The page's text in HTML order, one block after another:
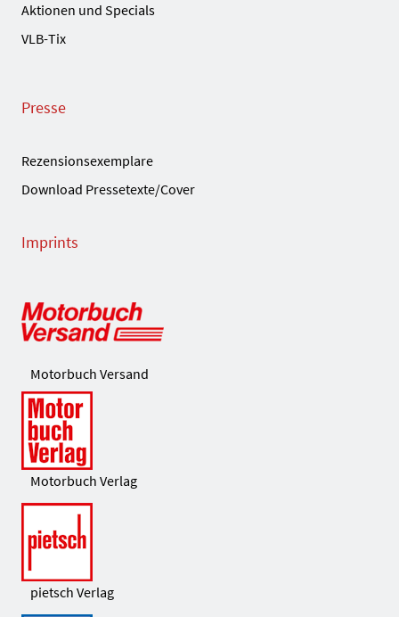
Aktionen und Specials
VLB-Tix
Presse
Rezensionsexemplare
Download Pressetexte/Cover
Imprints
Motorbuch Versand
Motorbuch Verlag
pietsch Verlag